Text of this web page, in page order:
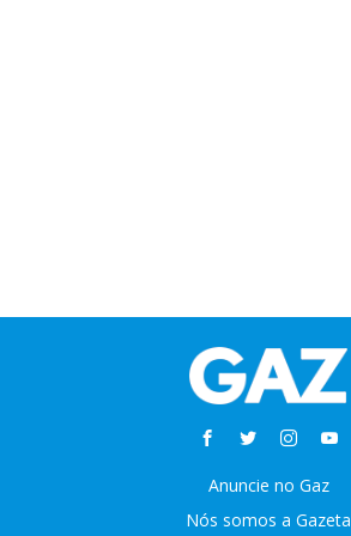
Anuncie no Gaz
Nós somos a Gazeta